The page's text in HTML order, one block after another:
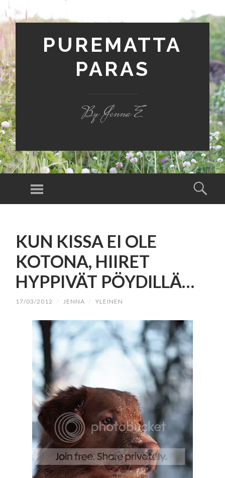
PUREMATTA
PARAS
By Jenna E
Valikko
KUN KISSA EI OLE
KOTONA, HIIRET
HYPPIVÄT PÖYDILLÄ…
17/03/2012 / JENNA / YLEINEN